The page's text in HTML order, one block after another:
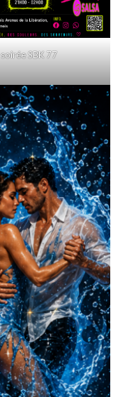
soirée SBK 77